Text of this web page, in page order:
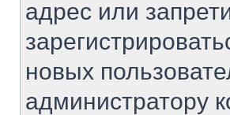
адрес или
новых
администратору